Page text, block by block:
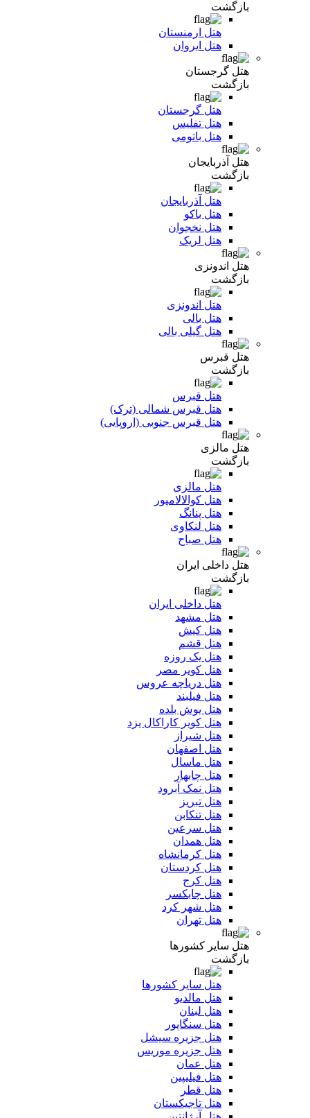
بازگشت
هتل ارمنستان
هتل ایروان
هتل گرجستان
بازگشت
هتل گرجستان
هتل تفلیس
هتل باتومی
هتل آذربایجان
بازگشت
هتل آذربایجان
هتل باکو
هتل نخجوان
هتل لریک
هتل اندونزی
بازگشت
هتل اندونزی
هتل بالی
هتل گیلی بالی
هتل قبرس
بازگشت
هتل قبرس
هتل قبرس شمالی (ترک)
هتل قبرس جنوبی (اروپایی)
هتل مالزی
بازگشت
هتل مالزی
هتل کوالالامپور
هتل پنانگ
هتل لنکاوی
هتل صباح
هتل داخلی ایران
بازگشت
هتل داخلی ایران
هتل مشهد
هتل کیش
هتل قشم
هتل یک روزه
هتل کویر مصر
هتل دریاچه عروس
هتل فیلبند
هتل یوش بلده
هتل کویر کاراکال یزد
هتل شیراز
هتل اصفهان
هتل ماسال
هتل چابهار
هتل نمک آبرود
هتل تبریز
هتل تنکابن
هتل سرعین
هتل همدان
هتل کرمانشاه
هتل کردستان
هتل کرج
هتل چابکسر
هتل شهر کرد
هتل تهران
هتل سایر کشورها
بازگشت
هتل سایر کشورها
هتل مالدیو
هتل لبنان
هتل سنگاپور
هتل جزیره سیشل
هتل جزیره موریس
هتل عمان
هتل فیلیپین
هتل قطر
هتل تاجیکستان